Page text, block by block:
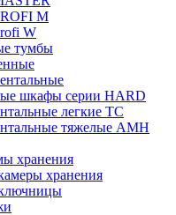
M
W
тумбы
шкафы серии HARD
легкие ТС
тяжелые AMH
хранения
хранения